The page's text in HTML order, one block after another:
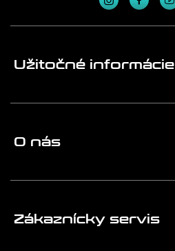
Užitočné informácie
O nás
Zákaznícky servis